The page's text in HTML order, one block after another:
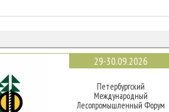
29-30.09.2026
Петербургский
Международный
Лесопромышленный Форум